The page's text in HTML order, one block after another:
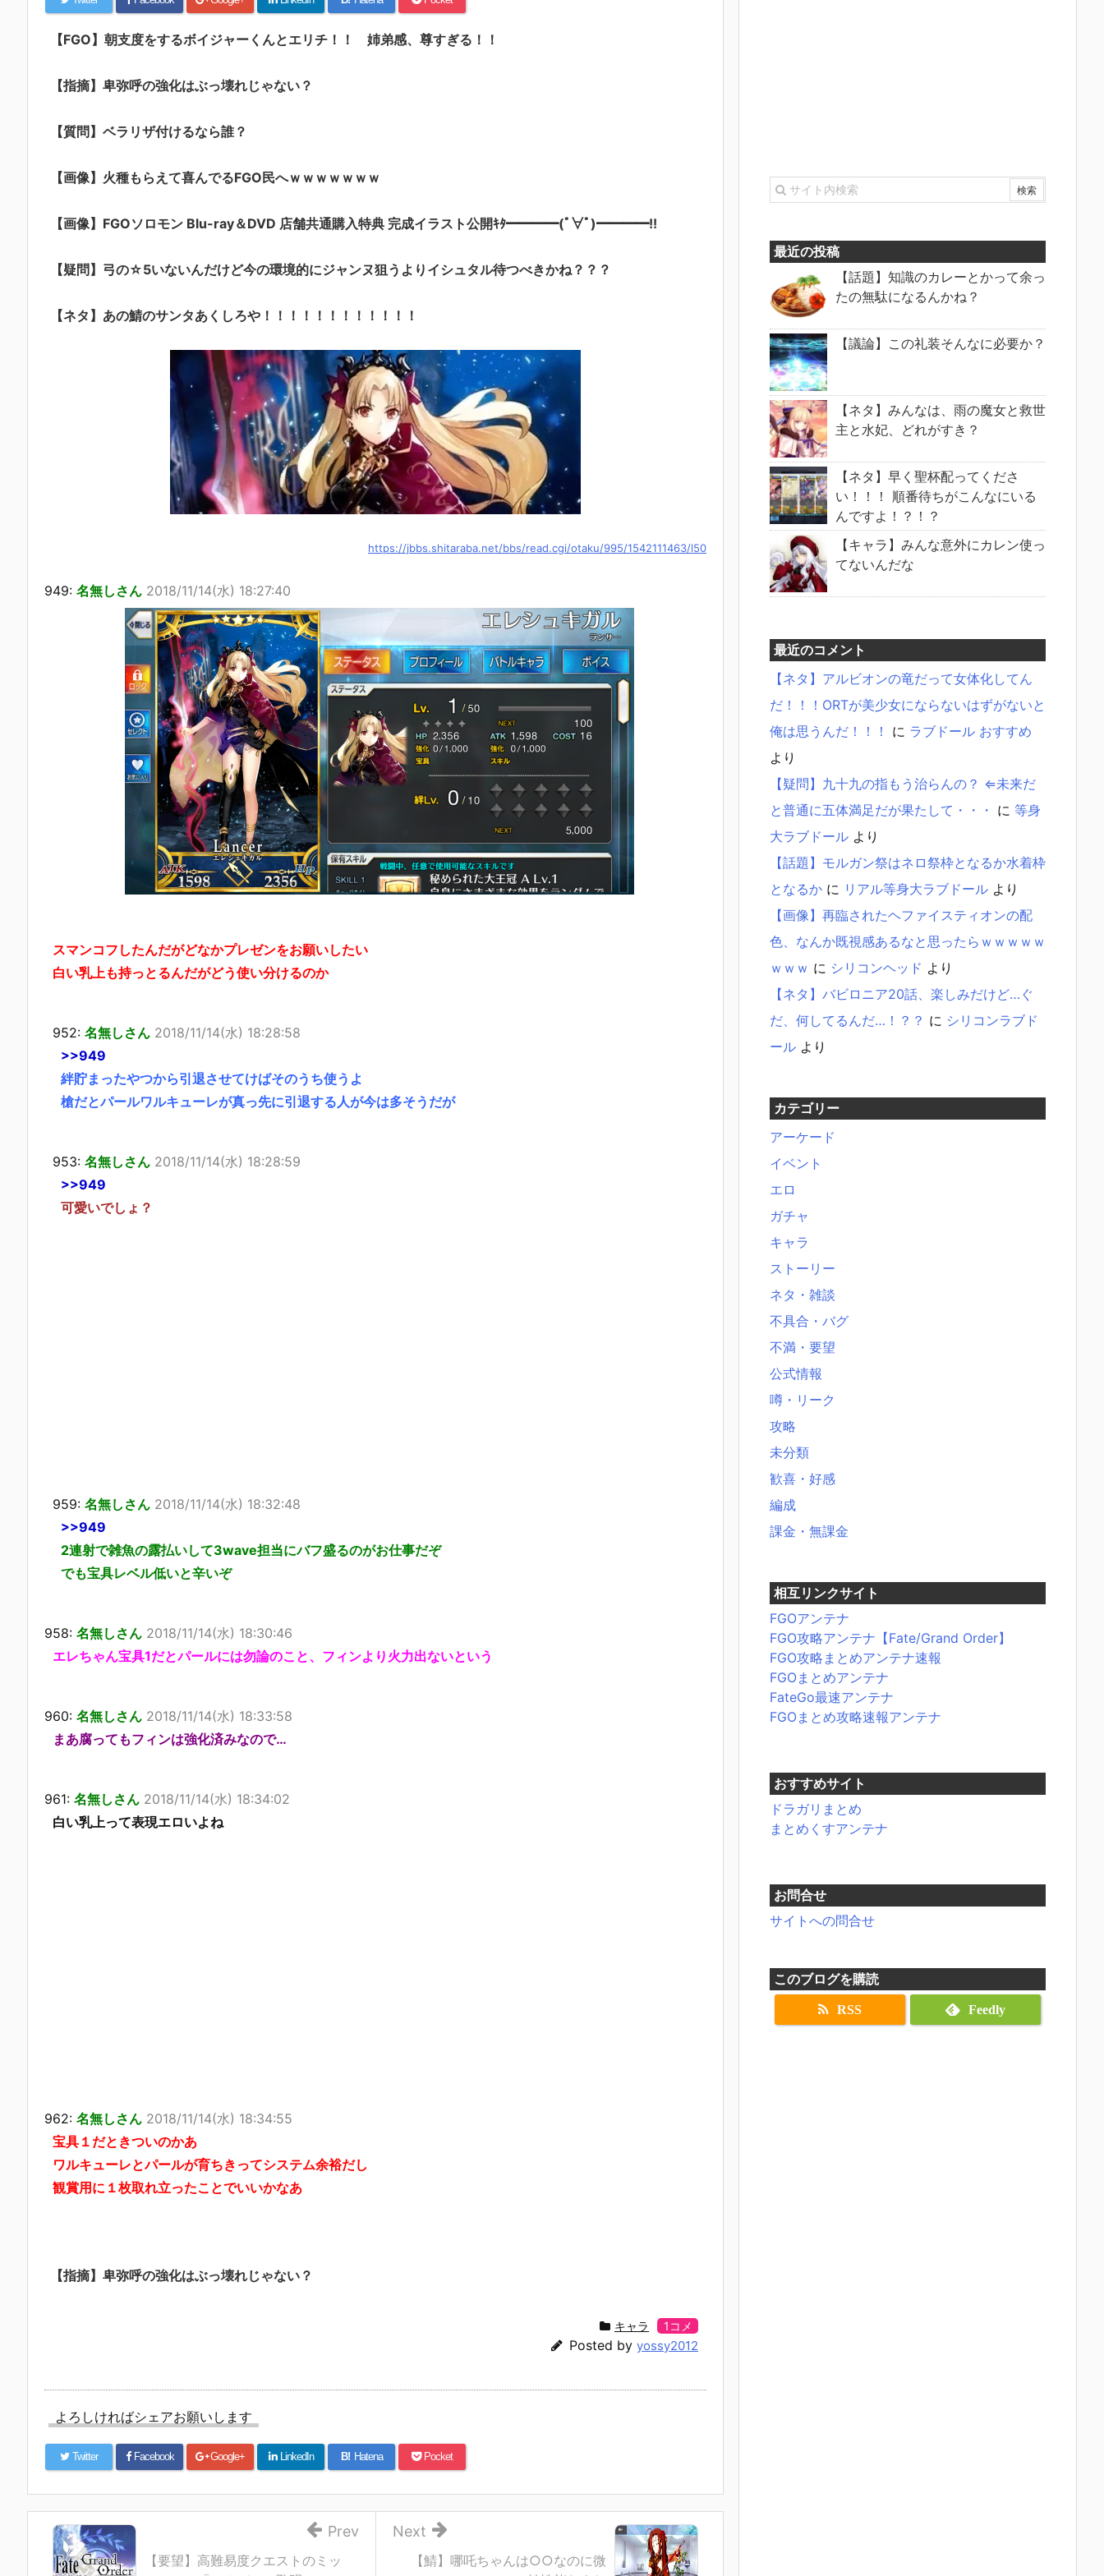
【FGO】朝支度をするボイジャーくんとエリチ！！ 姉弟感、尊すぎる！！
【指摘】卑弥呼の強化はぶっ壊れじゃない？
【質問】ベラリザ付けるなら誰？
【画像】火種もらえて喜んでるFGO民へｗｗｗｗｗｗｗ
【画像】FGOソロモン Blu-ray＆DVD 店舗共通購入特典 完成イラスト公開ｷﾀ━━━━(ﾟ∀ﾟ)━━━━!!
【疑問】弓の☆5いないんだけど今の環境的にジャンヌ狙うよりイシュタル待つべきかね？？？
【ネタ】あの鯖のサンタあくしろや！！！！！！！！！！！！
https://jbbs.shitaraba.net/bbs/read.cgi/otaku/995/1542111463/l50
949: 名無しさん 2018/11/14(水) 18:27:40
スマンコフしたんだがどなかプレゼンをお願いしたい
白い乳上も持っとるんだがどう使い分けるのか
952: 名無しさん 2018/11/14(水) 18:28:58
>>949
絆貯まったやつから引退させてけばそのうち使うよ
槍だとパールワルキューレが真っ先に引退する人が今は多そうだが
953: 名無しさん 2018/11/14(水) 18:28:59
>>949
可愛いでしょ？
959: 名無しさん 2018/11/14(水) 18:32:48
>>949
2連射で雑魚の露払いして3wave担当にバフ盛るのがお仕事だぞ
でも宝具レベル低いと辛いぞ
958: 名無しさん 2018/11/14(水) 18:30:46
エレちゃん宝具1だとパールには勿論のこと、フィンより火力出ないという
960: 名無しさん 2018/11/14(水) 18:33:58
まあ腐ってもフィンは強化済みなので…
961: 名無しさん 2018/11/14(水) 18:34:02
白い乳上って表現エロいよね
962: 名無しさん 2018/11/14(水) 18:34:55
宝具１だときついのかあ
ワルキューレとパールが育ちきってシステム余裕だし
観賞用に１枚取れ立ったことでいいかなあ
【指摘】卑弥呼の強化はぶっ壊れじゃない？
キャラ 1コメ
Posted by yossy2012
よろしければシェアお願いします
Twitter Facebook Google+ LinkedIn B! Hatena Pocket
【鯖】哪吒ちゃんは○○なのに微
Next
【要望】高難易度クエストのミッ
Prev
最近の投稿
【話題】知識のカレーとかって余っ
たの無駄になるんかね？
【議論】この礼装そんなに必要か？
【ネタ】みんなは、雨の魔女と救世
主と水妃、どれがすき？
【ネタ】早く聖杯配ってくださ
い！！！ 順番待ちがこんなにいる
んですよ！？！？
【キャラ】みんな意外にカレン使っ
てないんだな
最近のコメント
【ネタ】アルビオンの竜だって女体化してん
だ！！！ORTが美少女にならないはずがないと
俺は思うんだ！！！
に ラブドール おすすめ
より
【疑問】九十九の指もう治らんの？ ⇐未来だ
と普通に五体満足だが果たして・・・ に 等身
大ラブドール より
【話題】モルガン祭はネロ祭枠となるか水着枠
となるか に リアル等身大ラブドール より
【画像】再臨されたヘファイスティオンの配
色、なんか既視感あるなと思ったらｗｗｗｗｗ
ｗｗｗ に シリコンヘッド より
【ネタ】バビロニア20話、楽しみだけど…ぐ
だ、何してるんだ…！？？ に シリコンラブド
ール より
カテゴリー
アーケード
イベント
エロ
ガチャ
キャラ
ストーリー
ネタ・雑談
不具合・バグ
不満・要望
公式情報
噂・リーク
攻略
未分類
歓喜・好感
編成
課金・無課金
相互リンクサイト
FGOアンテナ
FGO攻略アンテナ【Fate/Grand Order】
FGO攻略まとめアンテナ速報
FGOまとめアンテナ
FateGo最速アンテナ
FGOまとめ攻略速報アンテナ
おすすめサイト
ドラガリまとめ
まとめくすアンテナ
お問合せ
サイトへの問合せ
このブログを購読
RSS Feedly